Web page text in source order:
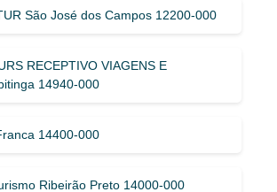
São José dos Campos 12200-000
RECEPTIVO VIAGENS E
14940-000
14400-000
Ribeirão Preto 14000-000